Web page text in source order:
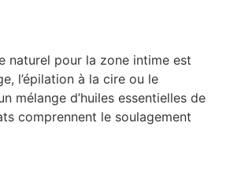
naturel pour la zone intime est
l’épilation à la cire ou le
mélange d’huiles essentielles de
comprennent le soulagement